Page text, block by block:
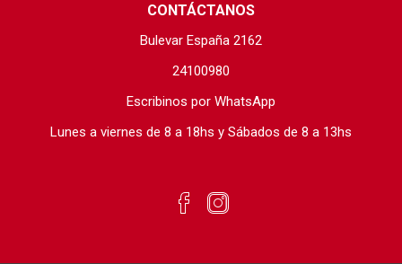
CONTÁCTANOS
Bulevar España 2162
24100980
Escribinos por WhatsApp
Lunes a viernes de 8 a 18hs y Sábados de 8 a 13hs